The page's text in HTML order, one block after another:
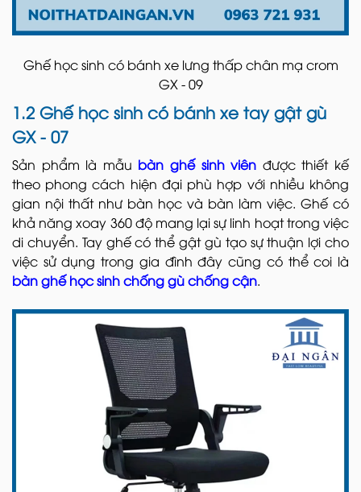
Ghế học sinh có bánh xe lưng thấp chân mạ crom
GX - 09
1.2 Ghế học sinh có bánh xe tay gật gù
GX - 07
Sản phẩm là mẫu bàn ghế sinh viên được thiết kế
theo phong cách hiện đại phù hợp với nhiều không
gian nội thất như bàn học và bàn làm việc. Ghế có
khả năng xoay 360 độ mang lại sự linh hoạt trong việc
di chuyển. Tay ghế có thể gật gù tạo sự thuận lợi cho
việc sử dụng trong gia đình đây cũng có thể coi là
bàn ghế học sinh chống gù chống cận.